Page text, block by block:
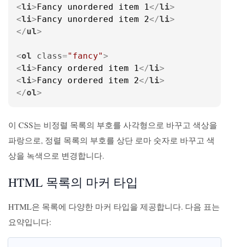
<li>Fancy unordered item 1</li>
<li>Fancy unordered item 2</li>
</ul>
<ol class="fancy">
<li>Fancy ordered item 1</li>
<li>Fancy ordered item 2</li>
</ol>
이 CSS는 비정렬 목록의 부호를 사각형으로 바꾸고 색상을
파랑으로, 정렬 목록의 부호를 상단 로마 숫자로 바꾸고 색
상을 녹색으로 변경합니다.
HTML 목록의 마커 타입
HTML은 목록에 다양한 마커 타입을 제공합니다. 다음 표는
요약입니다: